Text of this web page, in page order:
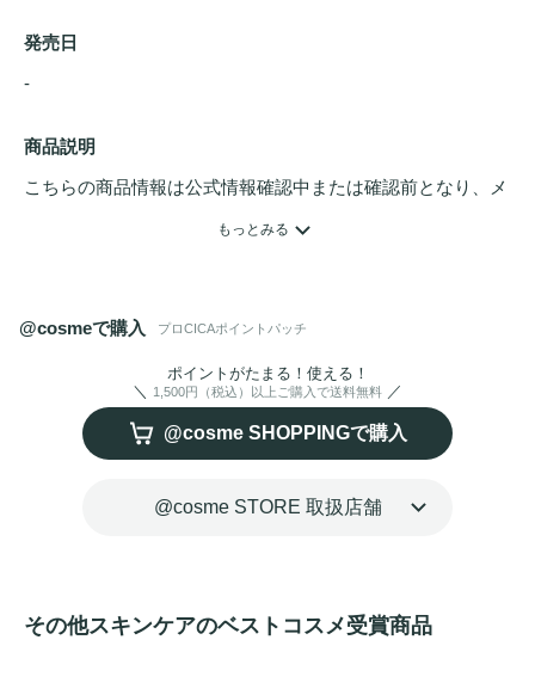
発売日
-
商品説明
こちらの商品情報は公式情報確認中または確認前となり、メ
Na(保湿)、※2 整肌成分：ツボクサエキ
ス、マデカッソシド、マデカシン酸、アシアチコシド、※3
角質層まで、※4 乾燥による肌荒れ
もっとみる
@cosmeで購入 プロCICAポイントパッチ
ポイントがたまる！使える！
1,500円（税込）以上ご購入で送料無料
@cosme SHOPPINGで購入
@cosme STORE 取扱店舗
その他スキンケアのベストコスメ受賞商品